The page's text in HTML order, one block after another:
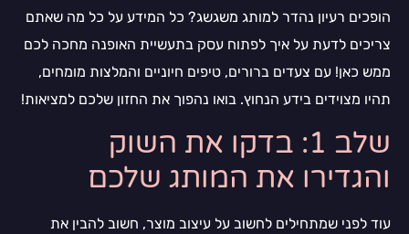
הופכים רעיון נהדר למותג משגשג? כל המידע על כל מה שאתם
צריכים לדעת על איך לפתוח עסק בתעשיית האופנה מחכה לכם
ממש כאן! עם צעדים ברורים, טיפים חיוניים והמלצות מומחים,
תהיו מצוידים בידע הנחוץ. בואו נהפוך את החזון שלכם למציאות!
שלב 1: בדקו את השוק
והגדירו את המותג שלכם
עוד לפני שמתחילים לחשוב על עיצוב מוצר, חשוב להבין את